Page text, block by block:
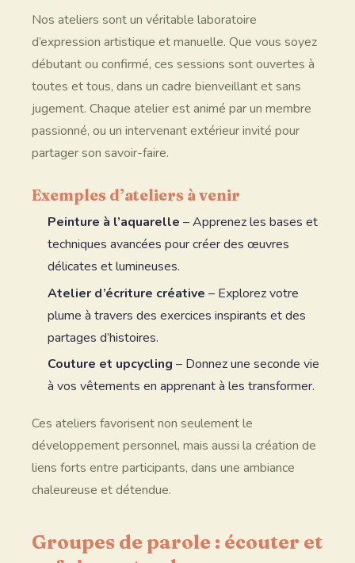
Nos ateliers sont un véritable laboratoire
d’expression artistique et manuelle. Que vous soyez
débutant ou confirmé, ces sessions sont ouvertes à
toutes et tous, dans un cadre bienveillant et sans
jugement. Chaque atelier est animé par un membre
passionné, ou un intervenant extérieur invité pour
partager son savoir-faire.
Exemples d’ateliers à venir
Peinture à l’aquarelle – Apprenez les bases et
techniques avancées pour créer des œuvres
délicates et lumineuses.
Atelier d’écriture créative – Explorez votre
plume à travers des exercices inspirants et des
partages d’histoires.
Couture et upcycling – Donnez une seconde vie
à vos vêtements en apprenant à les transformer.
Ces ateliers favorisent non seulement le
développement personnel, mais aussi la création de
liens forts entre participants, dans une ambiance
chaleureuse et détendue.
Groupes de parole : écouter et